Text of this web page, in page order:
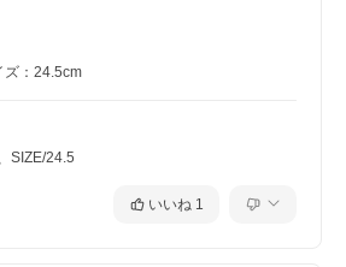
ズ：24.5cm
SIZE/24.5
いいね 1